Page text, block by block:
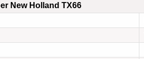
New Holland TX66